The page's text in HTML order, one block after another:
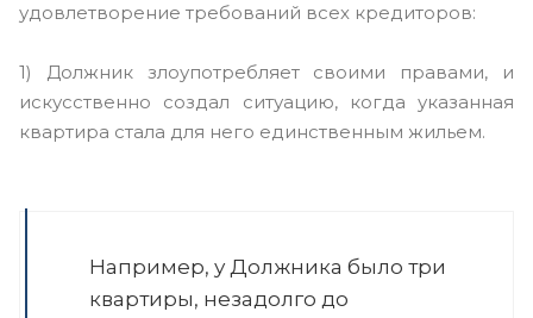
удовлетворение требований всех кредиторов:
1) Должник злоупотребляет своими правами, и
искусственно создал ситуацию, когда указанная
квартира стала для него единственным жильем.
Например, у Должника было три
квартиры, незадолго до